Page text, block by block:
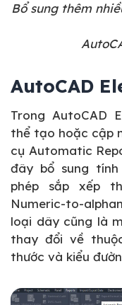
Bổ sung thêm
AutoCAD
Trong AutoCAD
thể tạo hoặc cập
cụ Automatic
đây bổ sung
phép sắp xếp
Numeric-to-
loại dây cũng là
thay đổi về
thước và kiểu